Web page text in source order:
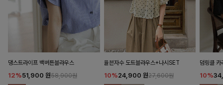
댕스트라이프 백버튼블라우스
12%51,900 원58,900원
율븐자수 도트블라우스+나시SET
10%24,900 원27,600원
덤링클 카
10%